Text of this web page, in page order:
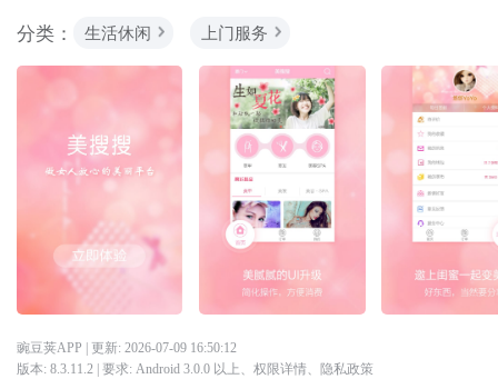
分类：
生活休闲 上门服务
豌豆荚APP | 更新: 2026-07-09 16:50:12
版本: 8.3.11.2| 要求: Android 3.0.0 以上、 权限详情、 隐私政策